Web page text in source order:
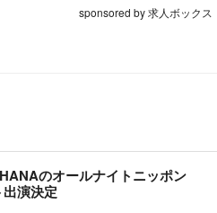
sponsored by 求人ボックス
のオールナイトニッポン
演決定